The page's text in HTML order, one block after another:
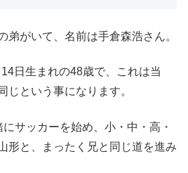
弟がいて、名前は手倉森浩さん。
日生まれの48歳で、これは当
じという事になります。
サッカーを始め、小・中・高・
形と、まったく兄と同じ道を進み